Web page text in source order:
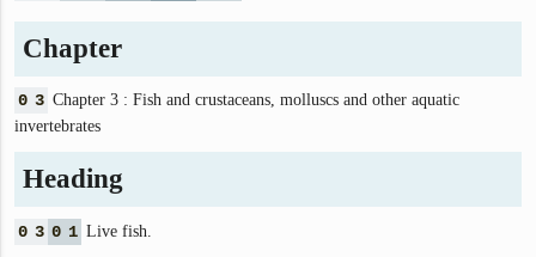
Chapter
0 3 Chapter 3 : Fish and crustaceans, molluscs and other aquatic
invertebrates
Heading
0 3 0 1 Live fish.